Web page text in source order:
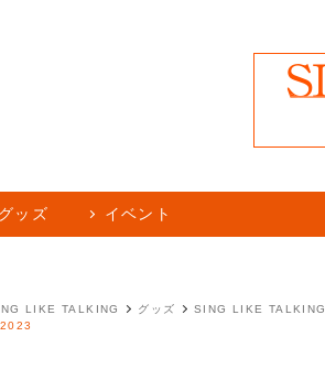
グッズ イベント
LIKE TALKING グッズ SING LIKE TALKING